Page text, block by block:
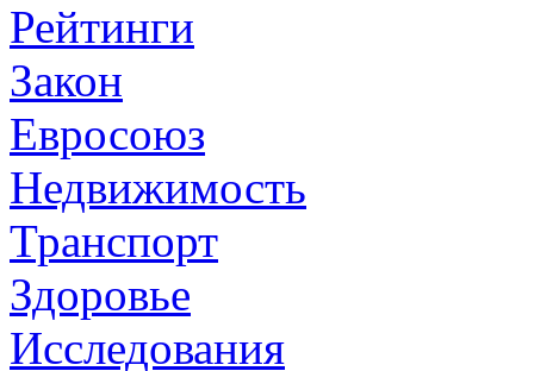
Рейтинги
Закон
Евросоюз
Недвижимость
Транспорт
Здоровье
Исследования